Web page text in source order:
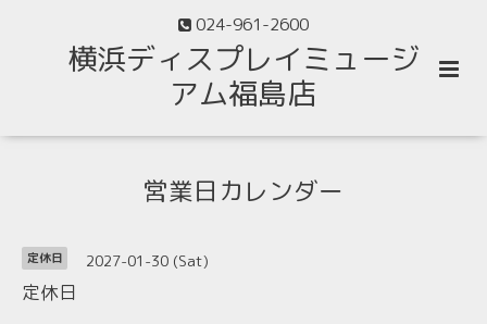
024-961-2600
横浜ディスプレイミュージ
アム福島店
営業日カレンダー
定休日 2027-01-30 (Sat)
定休日